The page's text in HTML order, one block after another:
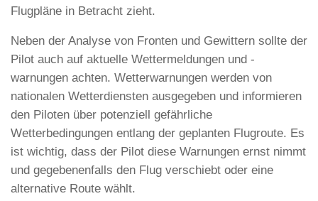
Flugpläne in Betracht zieht.
Neben der Analyse von Fronten und Gewittern sollte der
Pilot auch auf aktuelle Wettermeldungen und -
warnungen achten. Wetterwarnungen werden von
nationalen Wetterdiensten ausgegeben und informieren
den Piloten über potenziell gefährliche
Wetterbedingungen entlang der geplanten Flugroute. Es
ist wichtig, dass der Pilot diese Warnungen ernst nimmt
und gegebenenfalls den Flug verschiebt oder eine
alternative Route wählt.